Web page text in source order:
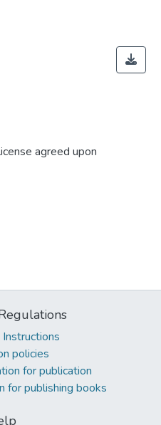
agreed upon
policies
for publication
for publishing books